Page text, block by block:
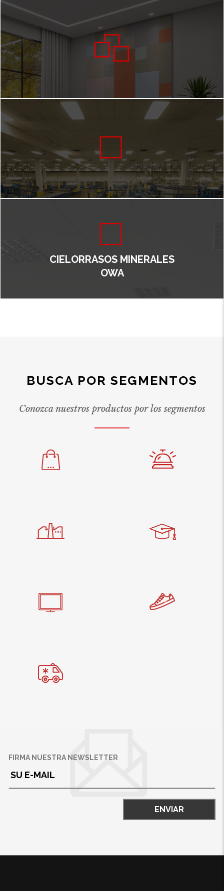
CIELORRASOS MINERALES
OWA
BUSCA POR SEGMENTOS
Conozca nuestros productos por los segmentos
FIRMA NUESTRA NEWSLETTER